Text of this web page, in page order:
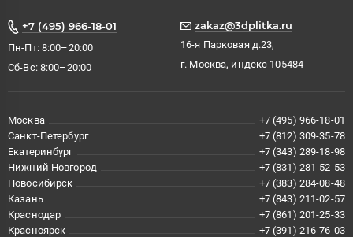
+7 (495) 966-18-01
Пн-Пт: 8:00–20:00
Сб-Вс: 8:00–20:00
zakaz@3dplitka.ru
16-я Парковая д.23,
г. Москва, индекс 105484
Москва
+7 (495) 966-18-01
Санкт-Петербург
+7 (812) 309-35-78
Екатеринбург
+7 (343) 289-18-98
Нижний Новгород
+7 (831) 281-52-53
Новосибирск
+7 (383) 284-08-48
Казань
+7 (843) 211-02-57
Краснодар
+7 (861) 201-25-33
Красноярск
+7 (391) 216-76-03